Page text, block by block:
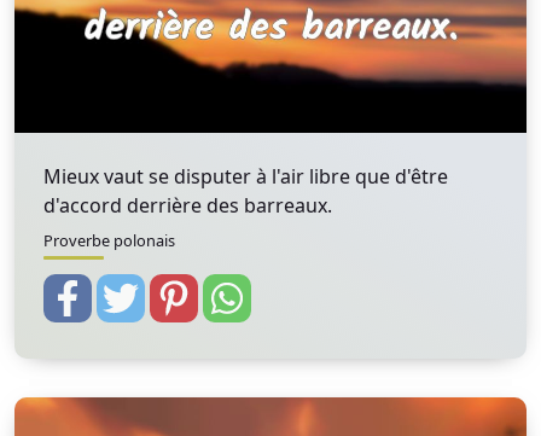
Mieux vaut se disputer à l'air libre que d'être
d'accord derrière des barreaux.
Proverbe polonais